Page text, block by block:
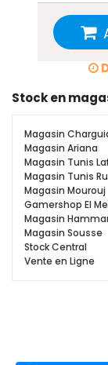
Stock en
Magasin
Magasin Ariana
Magasin Tunis
Magasin Tunis
Magasin Mourouj
Gamershop El
Magasin
Magasin Sousse
Stock Central
Vente en Ligne